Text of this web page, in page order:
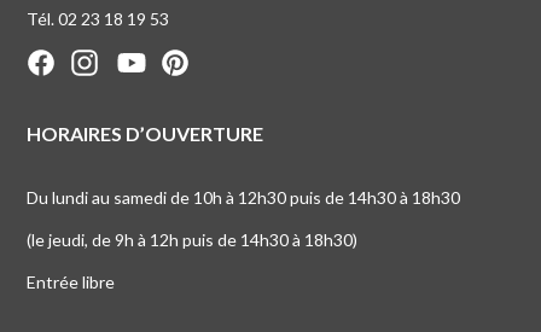
Tél. 02 23 18 19 53
HORAIRES D’OUVERTURE
Du lundi au samedi de 10h à 12h30 puis de 14h30 à 18h30
(le jeudi, de 9h à 12h puis de 14h30 à 18h30)
Entrée libre